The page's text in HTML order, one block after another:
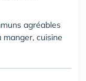
agréables
cuisine